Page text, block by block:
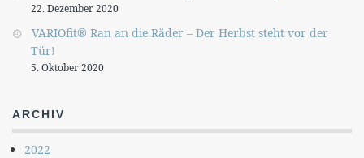
22. Dezember 2020
VARIOfit® Ran an die Räder – Der Herbst steht vor der
Tür!
5. Oktober 2020
ARCHIV
2022